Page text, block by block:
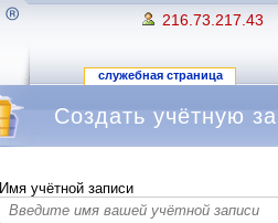
216.73.217.43
служебная страница
Создать учётную
Имя учётной записи